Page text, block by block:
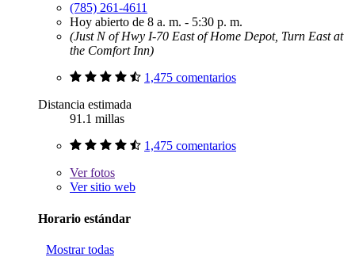
(785) 261-4611
Hoy abierto de 8 a. m. - 5:30 p. m.
(Just N of Hwy I-70 East of Home Depot, Turn East at
the Comfort Inn)
1,475 comentarios
Distancia estimada
91.1 millas
1,475 comentarios
Verfotos
Ver sitio web
Horario estándar
Mostrar todas